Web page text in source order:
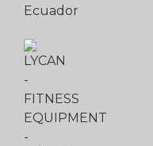
Ecuador